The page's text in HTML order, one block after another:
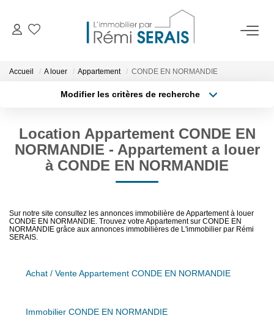
LOUER
VENDRE
BIENS VENDUS
ADMINISTRATION DE BIENS
Assurance
Accueil A louer Appartement CONDE EN NORMANDIE
Modifier les critères de recherche
Sélectionnez...
Type de bien
Surface min
Plus de critères Créer une alerte
Location Appartement CONDE EN
NORMANDIE - Appartement a louer
à CONDE EN NORMANDIE
Sur notre site consultez les annonces immobilière de Appartement à louer
CONDE EN NORMANDIE. Trouvez votre Appartement sur CONDE EN
NORMANDIE grâce aux annonces immobilières de L'immobilier par Rémi
SERAIS.
Achat / Vente Appartement CONDE EN NORMANDIE
Immobilier CONDE EN NORMANDIE